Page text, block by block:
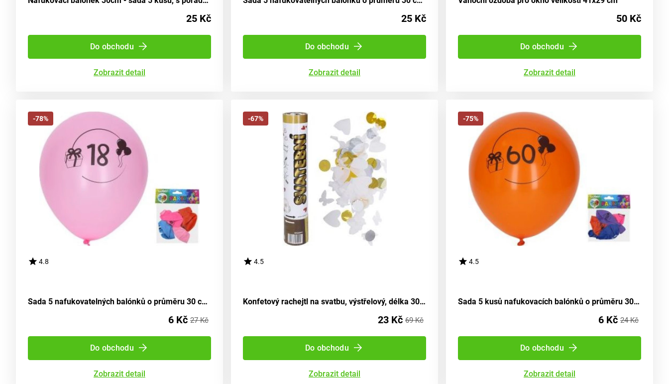
25 Kč
Do obchodu
Zobrazit detail
25 Kč
Do obchodu
Zobrazit detail
50 Kč
Do obchodu
Zobrazit detail
-78%
4.8
Sada 5 nafukovatelných balónků o průměru 30 cm, s motivem číslo 18
6 Kč 27 Kč
Do obchodu
Zobrazit detail
-67%
4.5
Konfetový rachejtl na svatbu, výstřelový, délka 30 cm
23 Kč 69 Kč
Do obchodu
Zobrazit detail
-75%
4.5
Sada 5 kusů nafukovacích balónků o průměru 30 cm - číslo 60
6 Kč 24 Kč
Do obchodu
Zobrazit detail